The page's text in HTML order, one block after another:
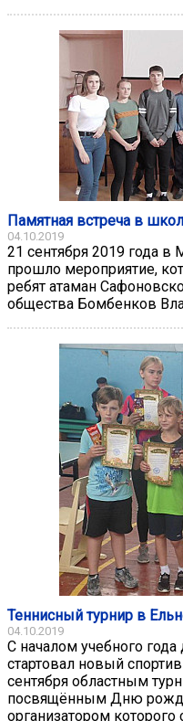
Памятная встреча в
04.10.2019
21 сентября 2019 года
прошло мероприятие,
ребят атаман
общества Бомбенков
Теннисный турнир в
04.10.2019
С началом учебного года
стартовал новый
сентября областным
посвящённым Дню
организатором которого